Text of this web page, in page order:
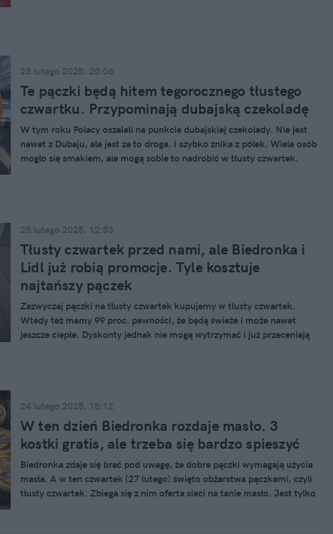
25 lutego 2025, 20:06
Te pączki będą hitem tegorocznego tłustego
czwartku. Przypominają dubajską czekoladę
W tym roku Polacy oszaleli na punkcie dubajskiej czekolady. Nie jest
nawet z Dubaju, ale jest za to droga. I szybko znika z półek. Wiele osób
mogło się smakiem, ale mogą sobie to nadrobić w tłusty czwartek.
25 lutego 2025, 12:53
Tłusty czwartek przed nami, ale Biedronka i
Lidl już robią promocje. Tyle kosztuje
najtańszy pączek
Zazwyczaj pączki na tłusty czwartek kupujemy w tłusty czwartek.
Wtedy też mamy 99 proc. pewności, że będą świeże i może nawet
jeszcze ciepłe. Dyskonty jednak nie mogą wytrzymać i już przeceniają
24 lutego 2025, 15:12
W ten dzień Biedronka rozdaje masło. 3
kostki gratis, ale trzeba się bardzo spieszyć
Biedronka zdaje się brać pod uwagę, że dobre pączki wymagają użycia
masła. A w ten czwartek (27 lutego) święto obżarstwa pączkami, czyli
tłusty czwartek. Zbiega się z nim oferta sieci na tanie masło. Jest tylko